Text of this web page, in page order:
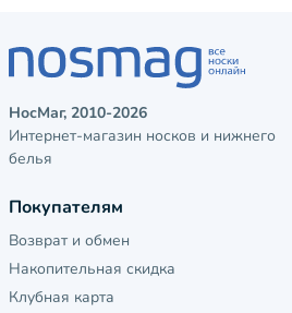
НосМаг, 2010-2026
Интернет-магазин носков и нижнего
белья
Покупателям
Возврат и обмен
Накопительная скидка
Клубная карта